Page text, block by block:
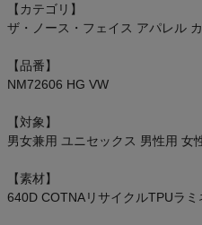
スポーツマリオTOP
ベースボールマリオ（野球商品）
【カテゴリ】
ザ・ノース・フェイス アパレル
【品番】
NM72606 HG VW
【対象】
男女兼用 ユニセックス 男性用 女
【素材】
640D COTNAリサイクルTPUラミ